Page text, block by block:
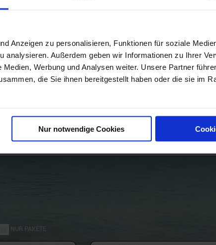
Anzeigen zu personalisieren, Funktionen für soziale
analysieren. Außerdem geben wir Informationen zu Ihrer
Werbung und Analysen weiter. Unsere Partner
die Sie ihnen bereitgestellt haben oder die sie im
Nur notwendige Cookies
für Newsletter - Abonnenten
NUR PAKETE